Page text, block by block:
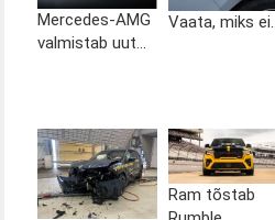
Mercedes-AMG
valmistab uut...
Vaata, miks
Ram tõstab